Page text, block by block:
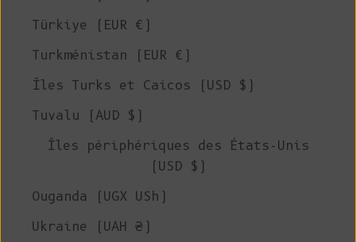
Türkiye (EUR €)
Turkménistan (EUR €)
Îles Turks et Caicos (USD $)
Tuvalu (AUD $)
Îles périphériques des États-Unis
(USD $)
Ouganda (UGX USh)
Ukraine (UAH ₴)